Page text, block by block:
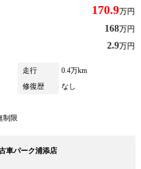
170.9万円
168万円
2.9万円
走行
0.4万km
修復歴
なし
制限
車パーク浦添店